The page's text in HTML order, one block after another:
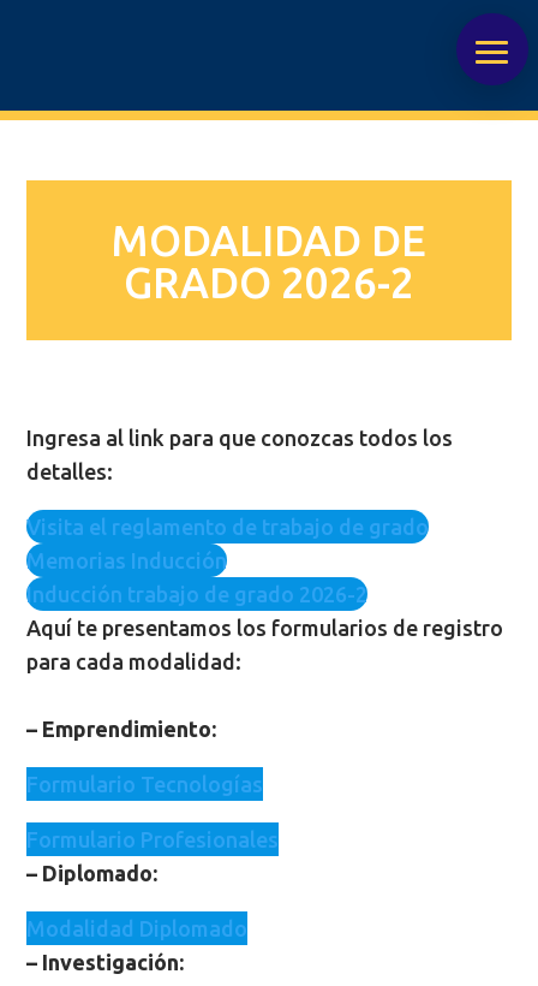
MODALIDAD DE
GRADO 2026-2
Ingresa al link para que conozcas todos los
detalles:
Visita el reglamento de trabajo de grado
Memorias Inducción
Inducción trabajo de grado 2026-2
Aquí te presentamos los formularios de registro
para cada modalidad:
– Emprendimiento:
Formulario Tecnologías
Formulario Profesionales
– Diplomado:
Modalidad Diplomado
– Investigación: